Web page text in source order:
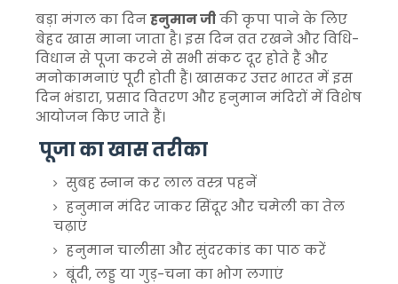
बड़ा मंगल का दिनहनुमान जीकी कृपा पाने के लिए
बेहद खास माना जाता है। इस दिन व्रत रखने और विधि-
विधान से पूजा करने से सभी संकट दूर होते हैं और
मनोकामनाएं पूरी होती हैं। खासकर उत्तर भारत में इस
दिन भंडारा, प्रसाद वितरण और हनुमान मंदिरों में विशेष
आयोजन किए जाते हैं।
पूजा का खास तरीका
सुबह स्नान कर लाल वस्त्र पहनें
हनुमान मंदिर जाकर सिंदूर और चमेली का तेल
चढ़ाएं
हनुमान चालीसा और सुंदरकांड का पाठ करें
बूंदी, लड्डू या गुड़-चना का भोग लगाएं